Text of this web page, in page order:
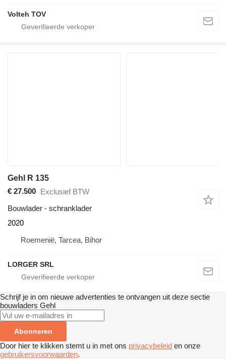
Volteh TOV
Gehl R 135
€ 27.500 Exclusief BTW
Bouwlader - schranklader
2020
Roemenië, Tarcea, Bihor
LORGER SRL
Schrijf je in om nieuwe advertenties te ontvangen uit deze sectie
bouwladers Gehl
Abonneren
Door hier te klikken stemt u in met ons privacybeleid en onze
gebruikersvoorwaarden.